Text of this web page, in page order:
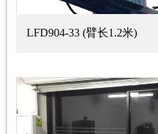
LFD904-33 (臂长1.2米)